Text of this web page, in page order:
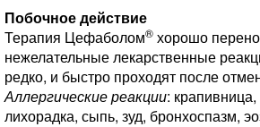
Побочное действие
Терапия Цефаболом® хорошо
нежелательные лекарственные
редко, и быстро проходят после
Аллергические реакции:
лихорадка, сыпь, зуд, бронхоспазм,